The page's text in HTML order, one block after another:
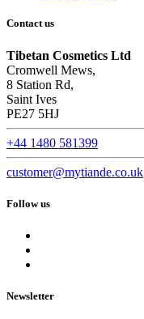
Contact us
Tibetan Cosmetics Ltd
Cromwell Mews,
8 Station Rd,
Saint Ives
PE27 5HJ
+44 1480 581399
customer@mytiande.co.uk
Follow us
Newsletter